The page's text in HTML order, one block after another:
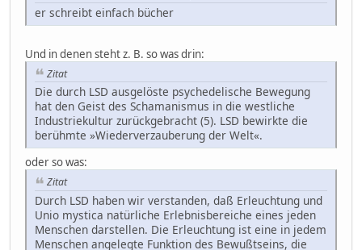
er schreibt einfach bücher
Und in denen steht z. B. so was drin:
Zitat
Die durch LSD ausgelöste psychedelische Bewegung
hat den Geist des Schamanismus in die westliche
Industriekultur zurückgebracht (5). LSD bewirkte die
berühmte »Wiederverzauberung der Welt«.
oder so was:
Zitat
Durch LSD haben wir verstanden, daß Erleuchtung und
Unio mystica natürliche Erlebnisbereiche eines jeden
Menschen darstellen. Die Erleuchtung ist eine in jedem
Menschen angelegte Funktion des Bewußtseins, die